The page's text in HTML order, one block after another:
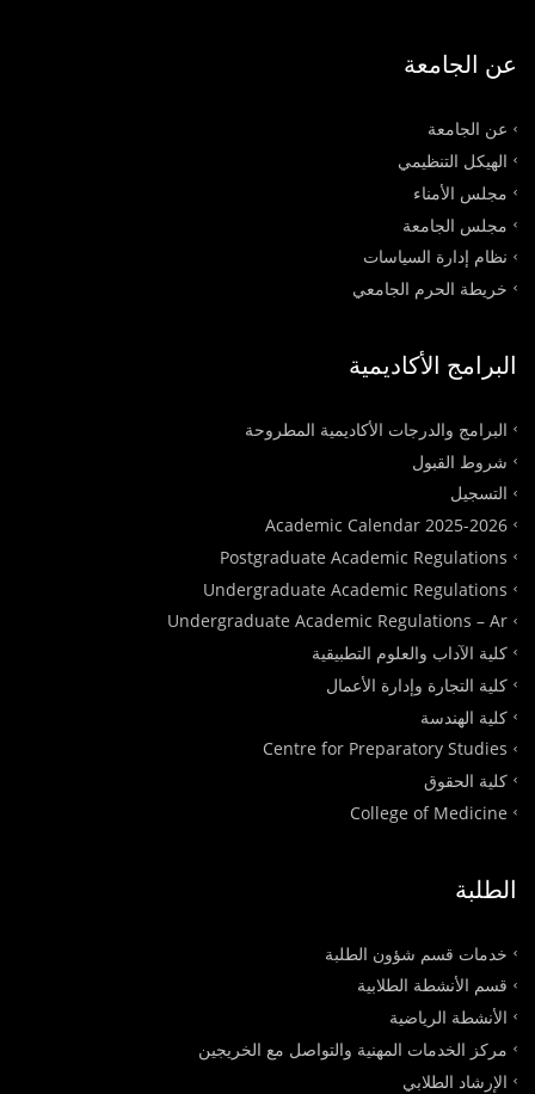
عن الجامعة
عن الجامعة
الهيكل التنظيمي
مجلس الأمناء
مجلس الجامعة
نظام إدارة السياسات
خريطة الحرم الجامعي
البرامج الأكاديمية
البرامج والدرجات الأكاديمية المطروحة
شروط القبول
التسجيل
Academic Calendar 2025-2026
Postgraduate Academic Regulations
Undergraduate Academic Regulations
Undergraduate Academic Regulations – Ar
كلية الآداب والعلوم التطبيقية
كلية التجارة وإدارة الأعمال
كلية الهندسة
Centre for Preparatory Studies
كلية الحقوق
College of Medicine
الطلبة
خدمات قسم شؤون الطلبة
قسم الأنشطة الطلابية
الأنشطة الرياضية
مركز الخدمات المهنية والتواصل مع الخريجين
الإرشاد الطلابي